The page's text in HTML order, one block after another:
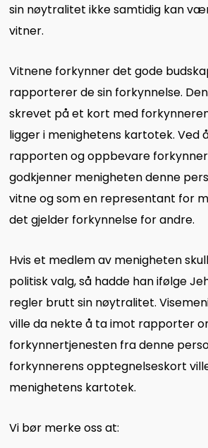
sin nøytralitet ikke samtidig kan
vitner.
Vitnene forkynner det gode
rapporterer de sin forkynnelse.
skrevet på et kort med
ligger i menighetens kartotek. Ved
rapporten og oppbevare
godkjenner menigheten denne
vitne og som en representant for
det gjelder forkynnelse for andre.
Hvis et medlem av menigheten
politisk valg, så hadde han ifølge
regler brutt sin nøytralitet.
ville da nekte å ta imot rapporter
forkynnertjenesten fra denne
forkynnerens opptegnelseskort
menighetens kartotek.
Vi bør merke oss at: